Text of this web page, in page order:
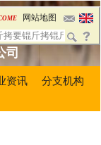
司
网站地图
资讯
分支机构